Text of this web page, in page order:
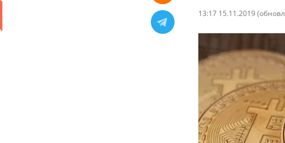
13:17 15.11.2019